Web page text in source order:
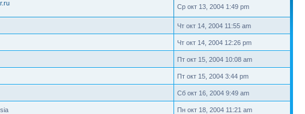
Ср окт 13, 2004 1:49 pm
Чт окт 14, 2004 11:55 am
Чт окт 14, 2004 12:26 pm
Пт окт 15, 2004 10:08 am
Пт окт 15, 2004 3:44 pm
Сб окт 16, 2004 9:49 am
Пн окт 18, 2004 11:21 am